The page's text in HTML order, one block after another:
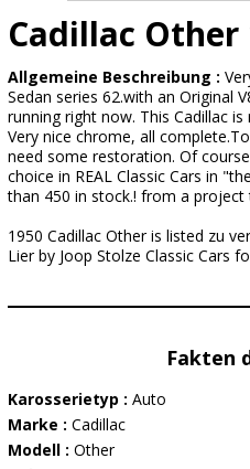
Cadillac Other
Allgemeine Beschreibung :
Sedan series 62.with an Original
running right now. This Cadillac
Very nice chrome, all
need some restoration. Of
choice in REAL Classic Cars in
than 450 in stock.! from a project
1950 Cadillac Other is listed zu
Lier by Joop Stolze Classic Cars
Fakten
Karosserietyp : Auto
Marke : Cadillac
Modell : Other